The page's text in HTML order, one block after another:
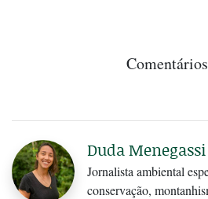
Comentários
Duda Menegassi
Jornalista ambiental
conservação,